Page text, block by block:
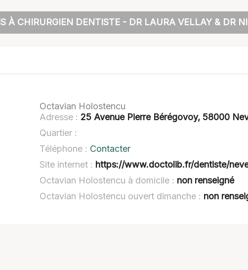
À CHIRURGIEN DENTISTE - DR LAURA VELLAY & DR
Octavian Holostencu
Adresse : 25 Avenue Pierre Bérégovoy, 58000
Quartier :
Téléphone : Contacter
Site internet : https://www.doctolib.fr/dentiste/
Octavian Holostencu à domicile : non renseigné
Octavian Holostencu ouvert dimanche : non